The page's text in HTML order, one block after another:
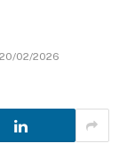
20/02/2026